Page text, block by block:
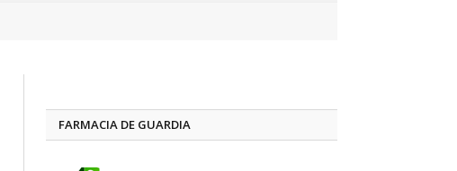
FARMACIA DE GUARDIA